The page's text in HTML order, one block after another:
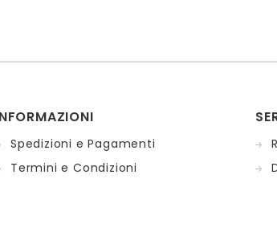
Spedizioni e Pagamenti
Termini e Condizioni